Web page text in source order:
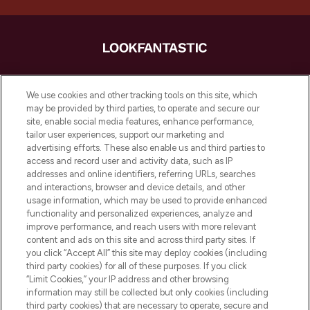
LOOKFANTASTIC ist Europas ultimativer
Beauty-Onlineshop mit den besten
Produkten aus Haut- und Haarpflege
sowie Make-Up von über 200
renommierten Marken. Shoppe online
oder über die App mit kostenloser
Lieferung ab einem Einkaufswert von 30€.
Cookie-Einwilligung
Do Not Sell or Share My Personal
Information
HILFE & INFORMATION
IMPRESSUM
We use cookies and other tracking tools on this site, which
may be provided by third parties, to operate and secure our
site, enable social media features, enhance performance,
tailor user experiences, support our marketing and
advertising efforts. These also enable us and third parties to
access and record user and activity data, such as IP
addresses and online identifiers, referring URLs, searches
and interactions, browser and device details, and other
usage information, which may be used to provide enhanced
functionality and personalized experiences, analyze and
improve performance, and reach users with more relevant
content and ads on this site and across third party sites. If
you click “Accept All” this site may deploy cookies (including
third party cookies) for all of these purposes. If you click
“Limit Cookies,” your IP address and other browsing
information may still be collected but only cookies (including
third party cookies) that are necessary to operate, secure and